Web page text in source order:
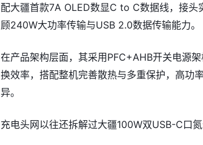
配大疆首款7A OLED数显C to C数据线，接头
顾240W大功率传输与USB 2.0数据传输能力。
在产品架构层面，其采用PFC+AHB开关电源
换效率，搭配整机完善散热与多重保护，高功
异。
充电头网以往还拆解过大疆100W双USB-C口氮